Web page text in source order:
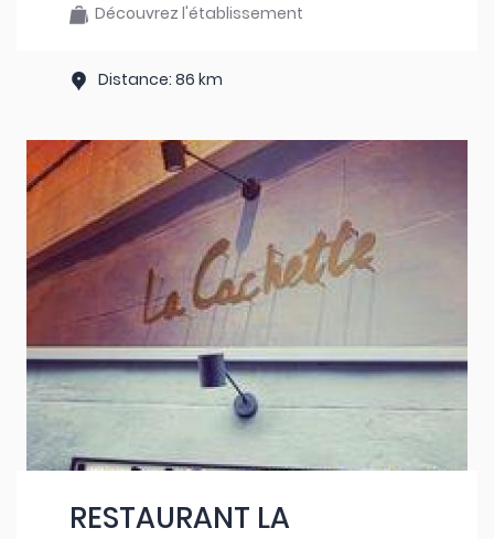
Découvrez l'établissement
Distance: 86 km
RESTAURANT LA